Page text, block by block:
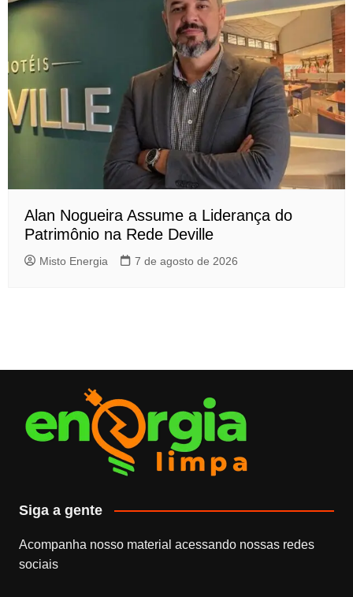
Alan Nogueira Assume a Liderança do
Patrimônio na Rede Deville
Misto Energia 7 de agosto de 2026
Siga a gente
Acompanha nosso material acessando nossas redes
sociais